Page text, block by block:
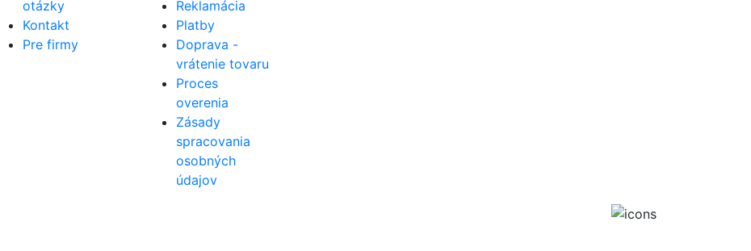
otázky
Kontakt
Pre firmy
Reklamácia
Platby
Doprava -
vrátenie tovaru
Proces
overenia
Zásady
spracovania
osobných
údajov